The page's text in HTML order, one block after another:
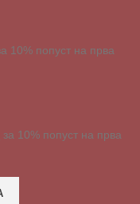
10% попуст на прва
10% попуст на прва